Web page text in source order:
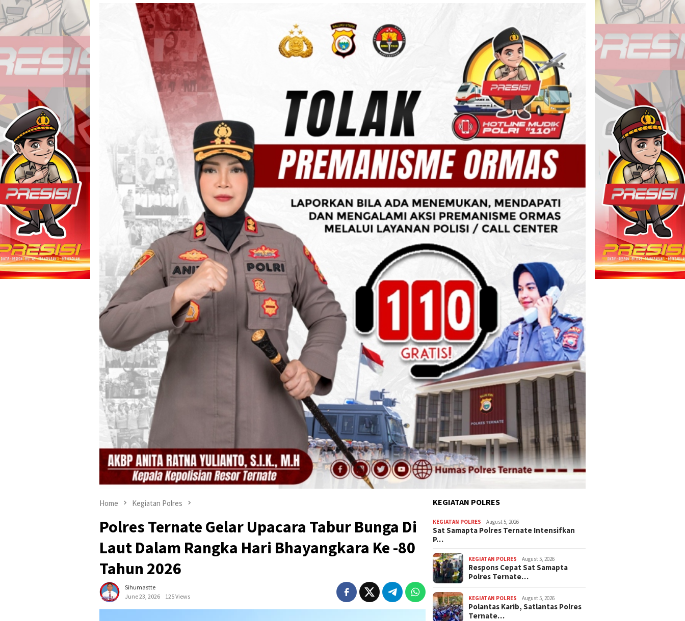
Home Kegiatan Polres
Polres Ternate Gelar Upacara Tabur Bunga Di
Laut Dalam Rangka Hari Bhayangkara Ke -80
Tahun 2026
Sihumastte
June 23, 2026
125 Views
KEGIATAN POLRES
KEGIATAN POLRES August 5, 2026
Sat Samapta Polres Ternate Intensifkan
P…
KEGIATAN POLRES August 5, 2026
Respons Cepat Sat Samapta
Polres Ternate…
KEGIATAN POLRES August 5, 2026
Polantas Karib, Satlantas Polres
Ternate…